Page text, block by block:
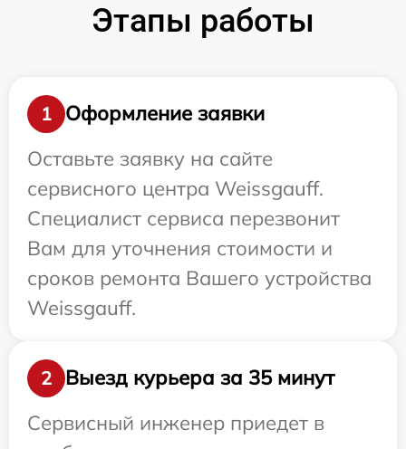
Этапы работы
1
Оформление заявки
Оставьте заявку на сайте
сервисного центра Weissgauff.
Специалист сервиса перезвонит
Вам для уточнения стоимости и
сроков ремонта Вашего устройства
Weissgauff.
2
Выезд курьера за 35 минут
Сервисный инженер приедет в